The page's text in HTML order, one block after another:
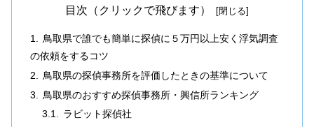
目次（クリックで飛びます）
鳥取県で誰でも簡単に探偵に５万円以上安く浮気調査
の依頼をするコツ
鳥取県の探偵事務所を評価したときの基準について
鳥取県のおすすめ探偵事務所・興信所ランキング
ラビット探偵社